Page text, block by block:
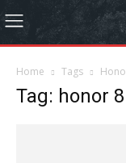
Home Tags
Tag: honor